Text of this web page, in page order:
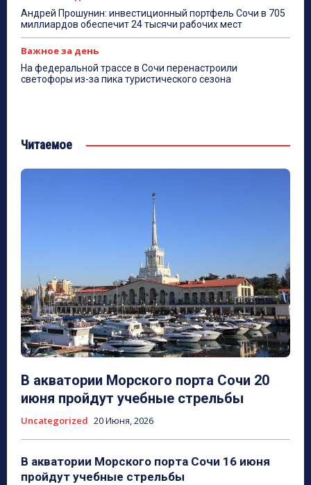
Андрей Прошунин: инвестиционный портфель Сочи в 705
миллиардов обеспечит 24 тысячи рабочих мест
Важное за день
На федеральной трассе в Сочи перенастроили
светофоры из-за пика туристического сезона
Читаемое
В акватории Морского порта Сочи 20
июня пройдут учебные стрельбы
Uncategorized 20 Июня, 2026
В акватории Морского порта Сочи 16 июня
пройдут учебные стрельбы